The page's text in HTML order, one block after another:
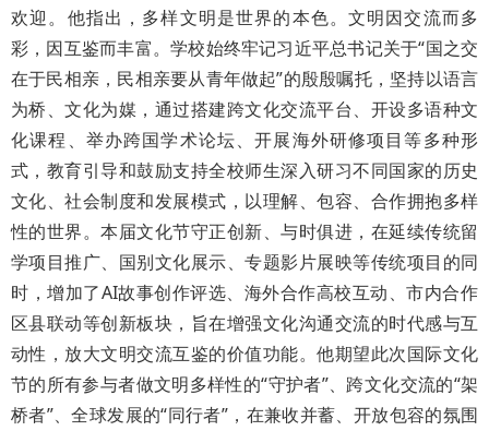
欢迎。他指出，多样文明是世界的本色。文明因交流而多
彩，因互鉴而丰富。学校始终牢记习近平总书记关于“国之交
在于民相亲，民相亲要从青年做起”的殷殷嘱托，坚持以语言
为桥、文化为媒，通过搭建跨文化交流平台、开设多语种文
化课程、举办跨国学术论坛、开展海外研修项目等多种形
式，教育引导和鼓励支持全校师生深入研习不同国家的历史
文化、社会制度和发展模式，以理解、包容、合作拥抱多样
性的世界。本届文化节守正创新、与时俱进，在延续传统留
学项目推广、国别文化展示、专题影片展映等传统项目的同
时，增加了AI故事创作评选、海外合作高校互动、市内合作
区县联动等创新板块，旨在增强文化沟通交流的时代感与互
动性，放大文明交流互鉴的价值功能。他期望此次国际文化
节的所有参与者做文明多样性的“守护者”、跨文化交流的“架
桥者”、全球发展的“同行者”，在兼收并蓄、开放包容的氛围